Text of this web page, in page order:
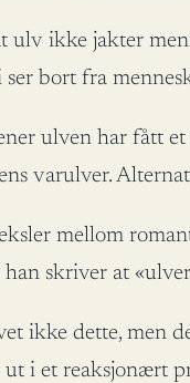
ulv ikke jakter
bort fra
ulven har fått
varulver.
mellom
skriver at
ikke dette, men
i et reaksjonært